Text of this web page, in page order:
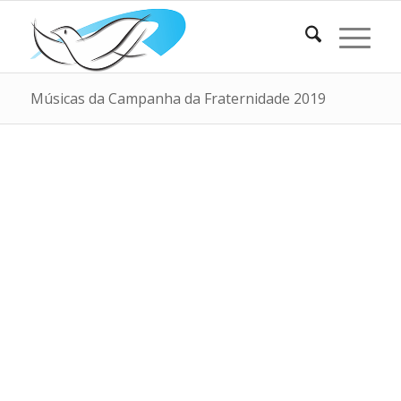
Músicas da Campanha da Fraternidade 2019